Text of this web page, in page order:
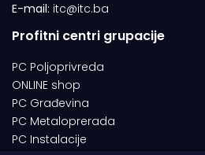
E-mail: itc@itc.ba
Profitni centri grupacije
PC Poljoprivreda
ONLINE shop
PC Građevina
PC Metaloprerada
PC Instalacije